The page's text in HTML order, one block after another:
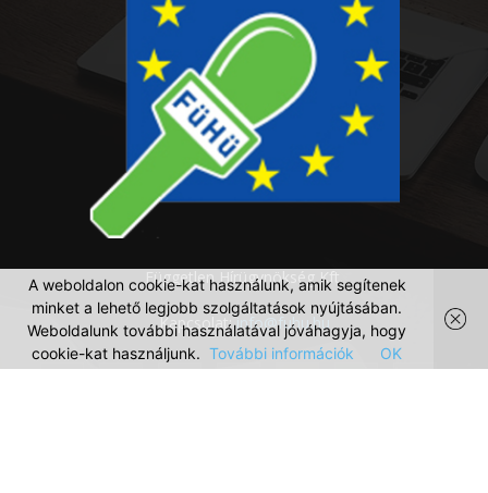
Független Hírügynökség Kft.
Kapcsolat:info@fuhu.hu
A weboldalon cookie-kat használunk, amik segítenek
minket a lehető legjobb szolgáltatások nyújtásában.
Weboldalunk további használatával jóváhagyja, hogy
cookie-kat használjunk. További információk OK